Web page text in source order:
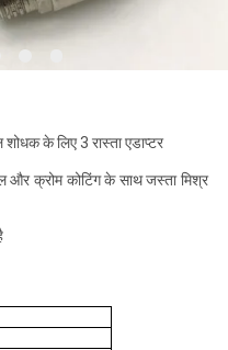
के लिए 3 रास्ता एडाप्टर
क्रोम कोटिंग के साथ जस्ता मिश्र